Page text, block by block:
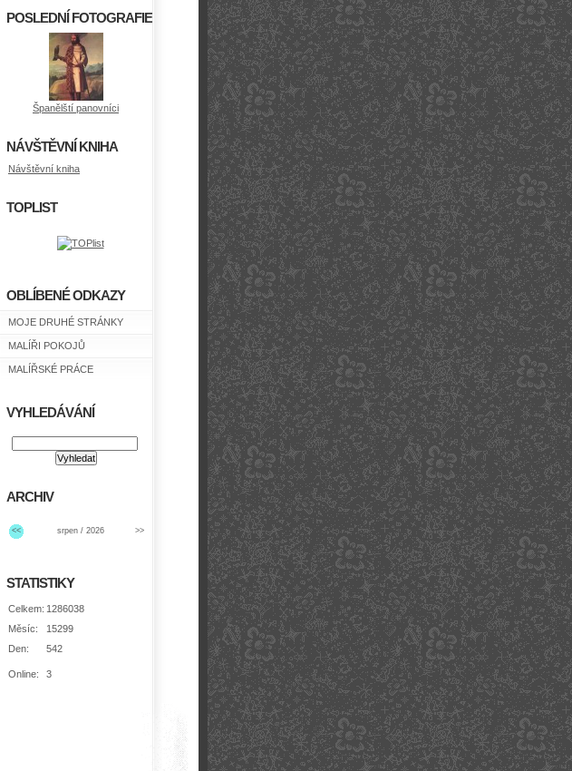
POSLEDNÍ FOTOGRAFIE
Španělští panovníci
NÁVŠTĚVNÍ KNIHA
Návštěvní kniha
TOPLIST
OBLÍBENÉ ODKAZY
MOJE DRUHÉ STRÁNKY
MALÍŘI POKOJŮ
MALÍŘSKÉ PRÁCE
VYHLEDÁVÁNÍ
ARCHIV
<< srpen / 2026 >>
STATISTIKY
Online: 3
Celkem: 1286038
Měsíc:
15299
Den:
542